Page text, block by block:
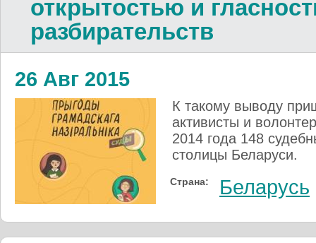
открытостью и
разбирательств
26 Авг 2015
К такому выводу
активисты и
2014 года 148
столицы Беларуси.
Страна: Беларусь